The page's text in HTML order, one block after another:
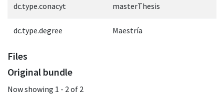
dc.type.conacyt masterThesis
dc.type.degree Maestría
Files
Original bundle
Now showing 1 - 2 of 2